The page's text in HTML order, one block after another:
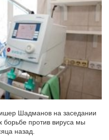
Шадманов на заседании
борьбе против вируса мы
назад.